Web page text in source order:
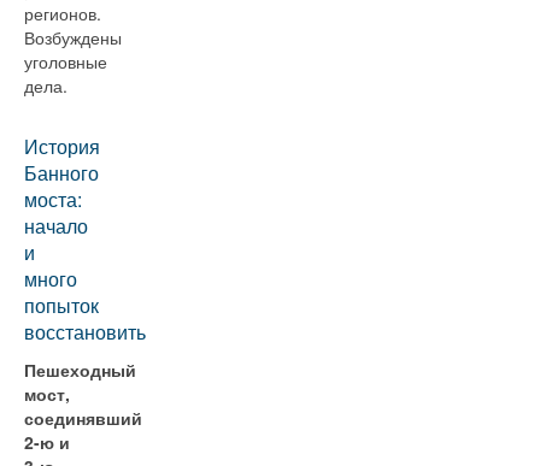
регионов.
Возбуждены
уголовные
дела.
История
Банного
моста:
начало
и
много
попыток
восстановить
Пешеходный
мост,
соединявший
2-ю и